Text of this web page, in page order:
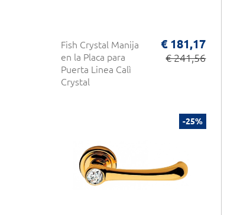
Fish Crystal Manija
en la Placa para
Puerta Linea Calì
Crystal
€ 181,17
€ 241,56
-25%